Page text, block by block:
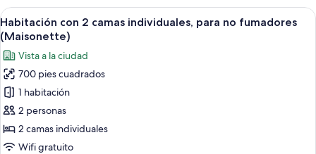
King)
no
fumadores
(Dome
Side,
King)
Abrir
todas
las
fotos
de
Habitación
con
2
camas
Habitación de hotel con dos camas,
6
Habitación con 2 camas individuales, para no fumadores
(Maisonette)
Vista a la ciudad
700 pies cuadrados
1 habitación
2 personas
2 camas individuales
Wifi gratuito